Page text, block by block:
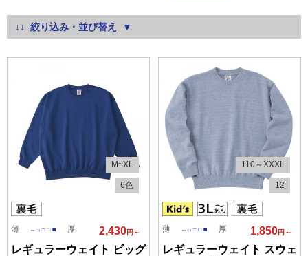
絞り込み・並び替え
6色
M~XL
薄 厚 2,430円～
レギュラーウェイト ビッグ
12
110～XXXL
薄 厚 1,850円～
レギュラーウェイト スウェ